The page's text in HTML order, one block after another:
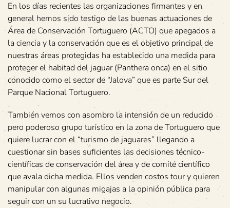
En los días recientes las organizaciones firmantes y en
general hemos sido testigo de las buenas actuaciones de
Área de Conservación Tortuguero (ACTO) que apegados a
la ciencia y la conservación que es el objetivo principal de
nuestras áreas protegidas ha establecido una medida para
proteger el habitad del jaguar (Panthera onca) en el sitio
conocido como el sector de “Jalova” que es parte Sur del
Parque Nacional Tortuguero.
También vemos con asombro la intensión de un reducido
pero poderoso grupo turístico en la zona de Tortuguero que
quiere lucrar con el “turismo de jaguares” llegando a
cuestionar sin bases suficientes las decisiones técnico-
científicas de conservación del área y de comité científico
que avala dicha medida. Ellos venden costos tour y quieren
manipular con algunas migajas a la opinión pública para
seguir con un su lucrativo negocio.